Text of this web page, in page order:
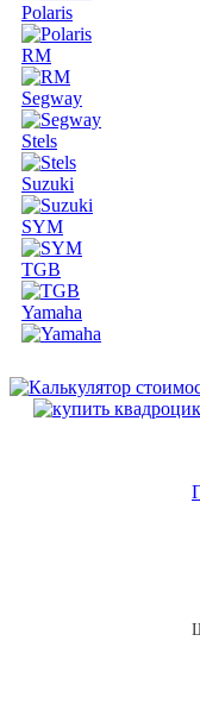
Polaris
RM
Segway
Stels
Suzuki
SYM
TGB
Yamaha